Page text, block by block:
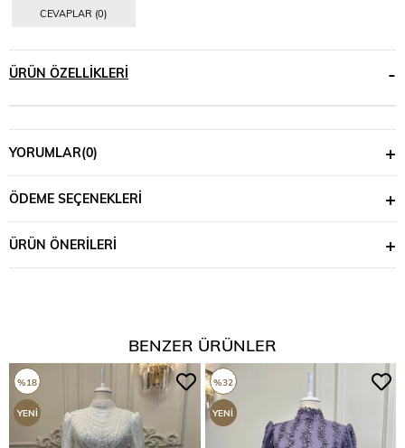
CEVAPLAR (0)
ÜRÜN ÖZELLIKLERI
YORUMLAR(0)
ÖDEME SEÇENEKLERI
ÜRÜN ÖNERILERI
BENZER ÜRÜNLER
%18
YENI
ÜRÜN
%32
YENI